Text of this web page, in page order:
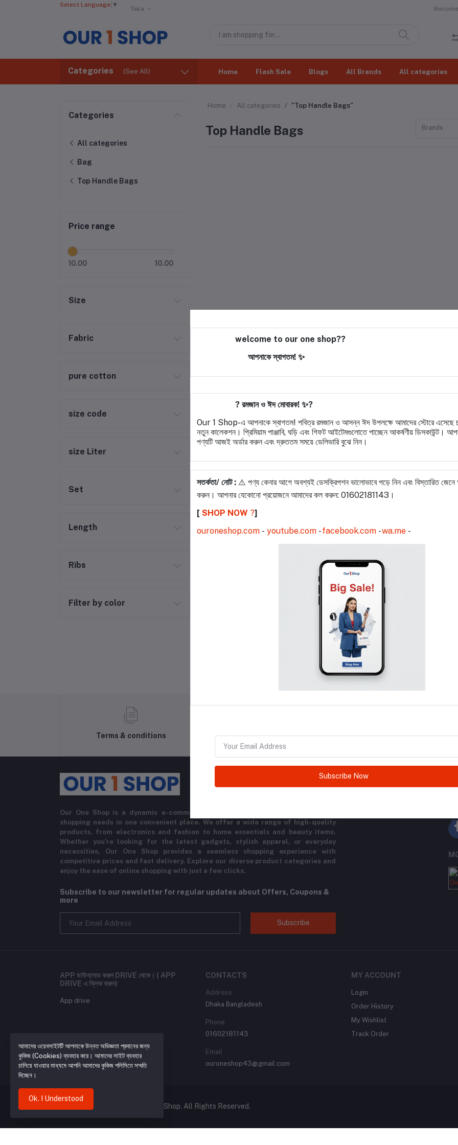
Select Language ▼
Taka
Categories (See All) Home Flash Sale Blogs All Brands All categories
Categories
All categories
Bag
Top Handle Bags
Price range
10.00 10.00
Size
Fabric
pure cotton
size code
size Liter
Set
Length
Ribs
Filter by color
Home All categories "Top Handle Bags"
Top Handle Bags Brands
Terms & conditions Support Policy
Our One Shop is a dynamic e-commerce platform designed to meet all your
shopping needs in one convenient place. We offer a wide range of high-quality
products, from electronics and fashion to home essentials and beauty items.
Whether you're looking for the latest gadgets, stylish apparel, or everyday
necessities, Our One Shop provides a seamless shopping experience with
competitive prices and fast delivery. Explore our diverse product categories and
enjoy the ease of online shopping with just a few clicks.
Subscribe to our newsletter for regular updates about Offers, Coupons &
more
Subscribe
APP ডাউনলোড করুন DRIVE থেকে। ( APP
DRIVE এ ক্লিক করুন)
App drive
CONTACTS
Address
Dhaka Bangladesh
Phone
01602181143
Email
ouroneshop43@gmail.com
MY ACCOUNT
Login
Order History
My Wishlist
Track Order
Copyright (© 2024-2026) Our 1 Shop. All Rights Reserved.
আমাদের ওয়েবসাইটটি আপনাকে উন্নত অভিজ্ঞতা প্রদানের জন্য
কুকিজ (Cookies) ব্যবহার করে। আমাদের সাইট ব্যবহার
চালিয়ে যাওয়ার মাধ্যমে আপনি আমাদের কুকিজ পলিসিতে সম্মতি
দিচ্ছেন।
Ok. I Understood
welcome to our one shop??
আপনাকে স্বাগতম! ✨
? রমজান ও ঈদ মোবারক! ✨?
Our 1 Shop-এ আপনাকে স্বাগতম! পবিত্র রমজান ও আসন্ন ঈদ উপলক্ষে আমাদের স্টোরে এসেছে
নতুন কালেকশন। প্রিমিয়াম পাঞ্জাবি, ঘড়ি এবং গিফট আইটেমগুলোতে পাচ্ছেন আকর্ষণীয় ডিসকাউন্ট।
পণ্যটি আজই অর্ডার করুন এবং দ্রুততম সময়ে ডেলিভারি বুঝে নিন।
সতর্কতা/ নোট : ⚠️ পণ্য কেনার আগে অবশ্যই ডেসক্রিপশন ভালোভাবে পড়ে নিন এবং বিস্তারিত জেনে
করুন। আপনার যেকোনো প্রয়োজনে আমাদের কল করুন: 01602181143।
[ SHOP NOW ?️]
ouroneshop.com - youtube.com -facebook.com -wa.me -
Subscribe Now